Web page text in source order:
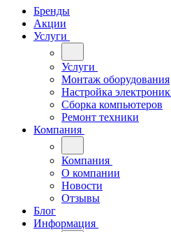
Бренды
Акции
Услуги
Услуги
Монтаж оборудования
Настройка
Сборка компьютеров
Ремонт техники
Компания
Компания
О компании
Новости
Отзывы
Блог
Информация